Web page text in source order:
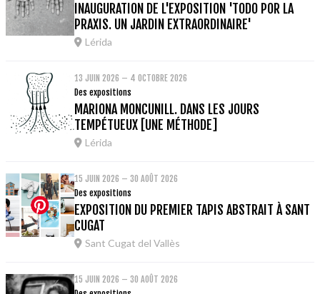
INAUGURATION DE L'EXPOSITION 'TODO POR LA
PRAXIS. UN JARDIN EXTRAORDINAIRE'
Lérida
13 JUIN 2026 – 4 OCTOBRE 2026
Des expositions
MARIONA MONCUNILL. DANS LES JOURS
TEMPÉTUEUX [UNE MÉTHODE]
Lérida
15 JUIN 2026 – 30 AOÛT 2026
Des expositions
EXPOSITION DU PREMIER TAPIS ABSTRAIT À SANT
CUGAT
Sant Cugat del Vallès
15 JUIN 2026 – 30 AOÛT 2026